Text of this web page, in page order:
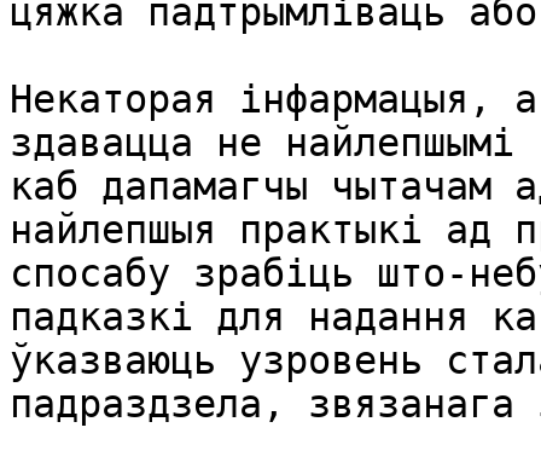
цяжка падтрымліваць
Некаторая інфармацыя,
здавацца не
каб дапамагчы чытачам
найлепшыя практыкі ад
спосабу зрабіць што-
падказкі для надання
ўказваюць узровень
падраздзела,